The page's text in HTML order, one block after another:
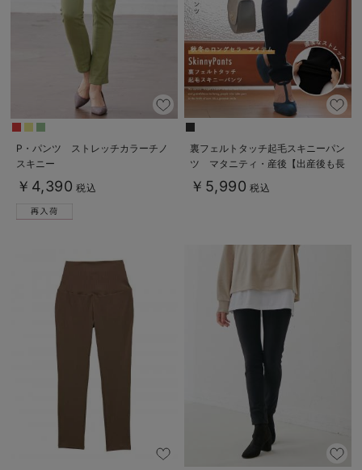
P・パンツ ストレッチカラーチノ
スキニー
￥4,390 税込
裏フェルトタッチ起毛スキニーパン
ツ マタニティ・産後【出産後も長
く使える】
￥5,990 税込